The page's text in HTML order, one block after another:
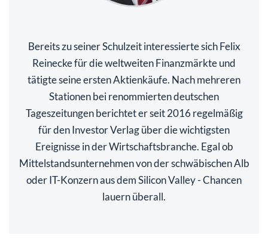
Bereits zu seiner Schulzeit interessierte sich Felix
Reinecke für die weltweiten Finanzmärkte und
tätigte seine ersten Aktienkäufe. Nach mehreren
Stationen bei renommierten deutschen
Tageszeitungen berichtet er seit 2016 regelmäßig
für den Investor Verlag über die wichtigsten
Ereignisse in der Wirtschaftsbranche. Egal ob
Mittelstandsunternehmen von der schwäbischen Alb
oder IT-Konzern aus dem Silicon Valley - Chancen
lauern überall.